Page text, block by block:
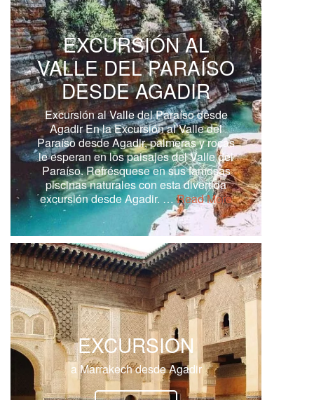
EXCURSIÓN AL
VALLE DEL PARAÍSO
DESDE AGADIR
Excursión al Valle del Paraíso desde
Agadir En la Excursión al Valle del
Paraíso desde Agadir, palmeras y rocas
le esperan en los paisajes del Valle del
Paraíso. Refrésquese en sus famosas
piscinas naturales con esta divertida
excursión desde Agadir. …Read More
EXCURSION
a Marrakech desde Agadir